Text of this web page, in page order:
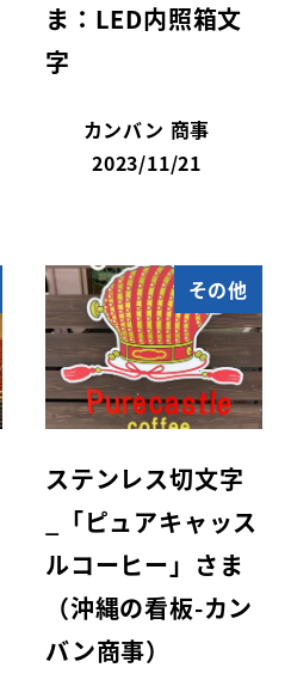
ま：LED内照箱文
字
カンバン 商事
2023/11/21
その他
ステンレス切文字
_「ピュアキャッス
ルコーヒー」さま
（沖縄の看板-カン
バン商事）